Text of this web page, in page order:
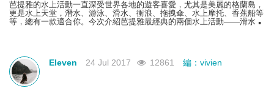
芭提雅的水上活動一直深受世界各地的遊客喜愛，尤其是美麗的格蘭島，
更是水上天堂，潛水、游泳、滑水、衝浪、拖拽傘、水上摩托、香蕉船等
等，總有一款適合你。今次介紹芭提雅最經典的兩個水上活動——滑水和
Eleven 24 Jul 2017 12861 編：vivien